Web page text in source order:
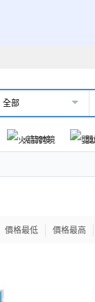
全部
火箭跨境
價格最低 價格最高